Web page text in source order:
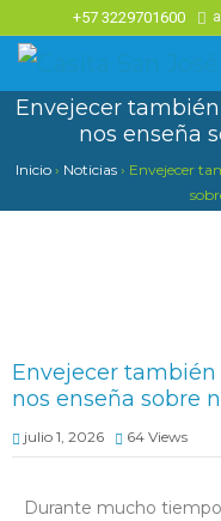
+57 3229701600
Envejecer
nos enseña
Inicio› Noticias› Envejecer
Envejecer también
nos enseña sobre
julio 1, 2026 64 Views
Durante mucho